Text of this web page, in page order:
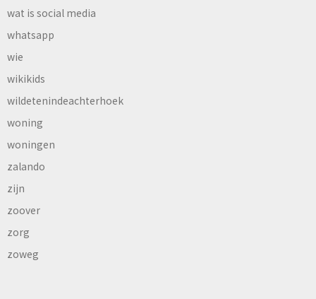
wat is social media
whatsapp
wie
wikikids
wildetenindeachterhoek
woning
woningen
zalando
zijn
zoover
zorg
zoweg